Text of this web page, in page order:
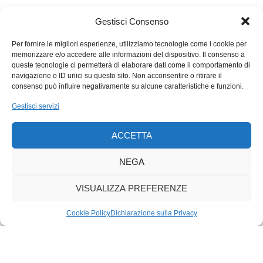
Gestisci Consenso
Per fornire le migliori esperienze, utilizziamo tecnologie come i cookie per
memorizzare e/o accedere alle informazioni del dispositivo. Il consenso a
queste tecnologie ci permetterà di elaborare dati come il comportamento di
navigazione o ID unici su questo sito. Non acconsentire o ritirare il
consenso può influire negativamente su alcune caratteristiche e funzioni.
Gestisci servizi
ACCETTA
NEGA
VISUALIZZA PREFERENZE
Cookie PolicyDichiarazione sulla Privacy